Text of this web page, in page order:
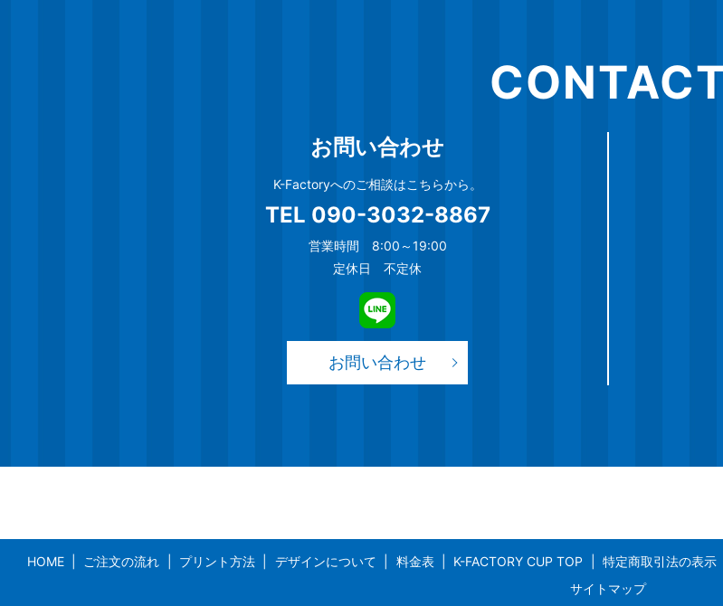
お問い合わせ
K-Factoryへのご相談はこちらから。
TEL 090-3032-8867
営業時間 8:00～19:00
定休日 不定休
お問い合わせ
HOME ご注文の流れ プリント方法 デザインについて 料金表 K-FACTORY CUP TOP 特定商取引法の表示
サイトマップ